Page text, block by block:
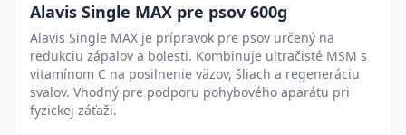
Alavis Single MAX pre psov 600g
Alavis Single MAX je prípravok pre psov určený na
redukciu zápalov a bolesti. Kombinuje ultračisté MSM s
vitamínom C na posilnenie väzov, šliach a regeneráciu
svalov. Vhodný pre podporu pohybového aparátu pri
fyzickej záťaži.